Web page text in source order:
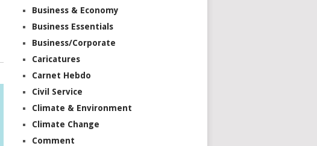
Business & Economy
Business Essentials
Business/Corporate
Caricatures
Carnet Hebdo
Civil Service
Climate & Environment
Climate Change
Comment